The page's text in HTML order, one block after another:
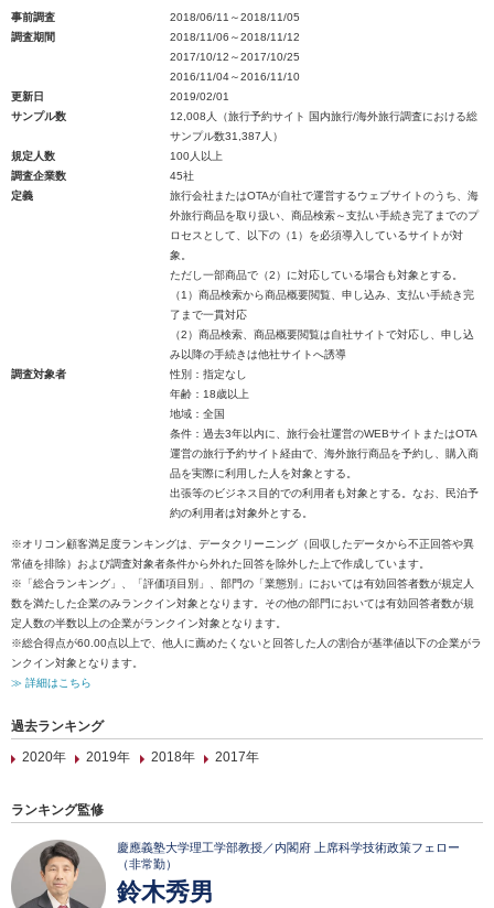
事前調査
2018/06/11～2018/11/05
調査期間
2018/11/06～2018/11/12
2017/10/12～2017/10/25
2016/11/04～2016/11/10
更新日
2019/02/01
サンプル数
12,008人（旅行予約サイト 国内旅行/海外旅行調査における総
サンプル数31,387人）
規定人数
100人以上
調査企業数
45社
定義
旅行会社またはOTAが自社で運営するウェブサイトのうち、海
外旅行商品を取り扱い、商品検索～支払い手続き完了までのプ
ロセスとして、以下の（1）を必須導入しているサイトが対
象。
ただし一部商品で（2）に対応している場合も対象とする。
（1）商品検索から商品概要閲覧、申し込み、支払い手続き完
了まで一貫対応
（2）商品検索、商品概要閲覧は自社サイトで対応し、申し込
み以降の手続きは他社サイトへ誘導
調査対象者
性別：指定なし
年齢：18歳以上
地域：全国
条件：過去3年以内に、旅行会社運営のWEBサイトまたはOTA
運営の旅行予約サイト経由で、海外旅行商品を予約し、購入商
品を実際に利用した人を対象とする。
出張等のビジネス目的での利用者も対象とする。なお、民泊予
約の利用者は対象外とする。
※オリコン顧客満足度ランキングは、データクリーニング（回収したデータから不正回答や異
常値を排除）および調査対象者条件から外れた回答を除外した上で作成しています。
※「総合ランキング」、「評価項目別」、部門の「業態別」においては有効回答者数が規定人
数を満たした企業のみランクイン対象となります。その他の部門においては有効回答者数が規
定人数の半数以上の企業がランクイン対象となります。
※総合得点が60.00点以上で、他人に薦めたくないと回答した人の割合が基準値以下の企業がラ
ンクイン対象となります。
≫ 詳細はこちら
過去ランキング
2020年
2019年 2018年 2017年
ランキング監修
慶應義塾大学理工学部教授／内閣府 上席科学技術政策フェロー
（非常勤）
鈴木秀男